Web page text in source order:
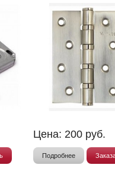
Цена: 200 руб.
Подробнее